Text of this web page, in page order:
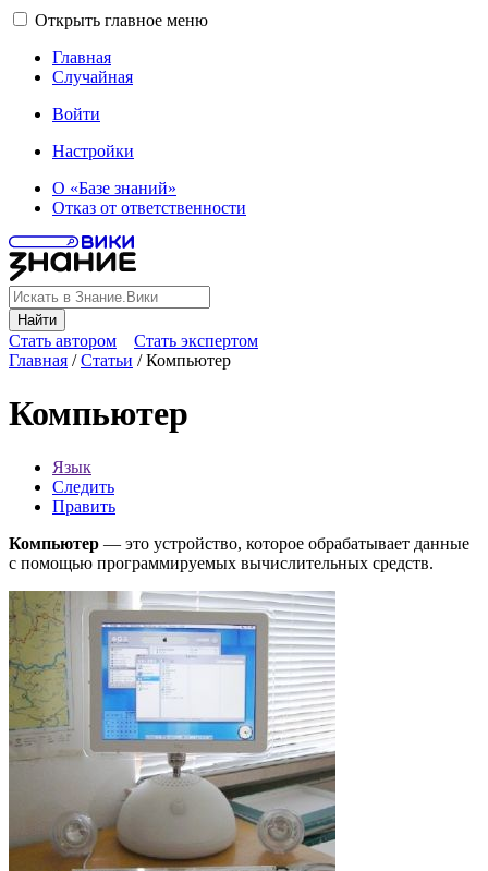
Открыть главное меню
Главная
Случайная
Войти
Настройки
О «Базе знаний»
Отказ от ответственности
Найти
Стать автором
Стать экспертом
Главная /Статьи /Компьютер
Компьютер
Язык
Следить
Править
Компьютер — это устройство, которое обрабатывает данные
с помощью программируемых вычислительных средств.